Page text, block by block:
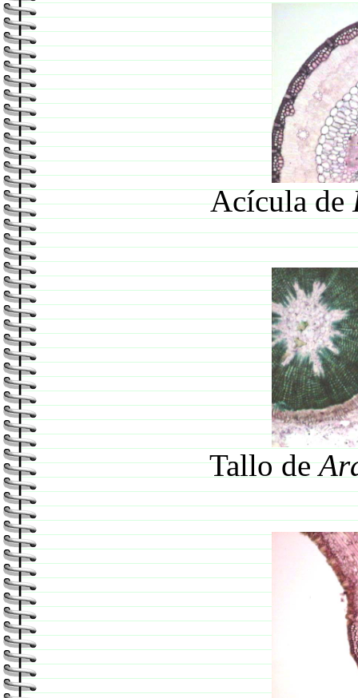
Acícula de
Tallo de